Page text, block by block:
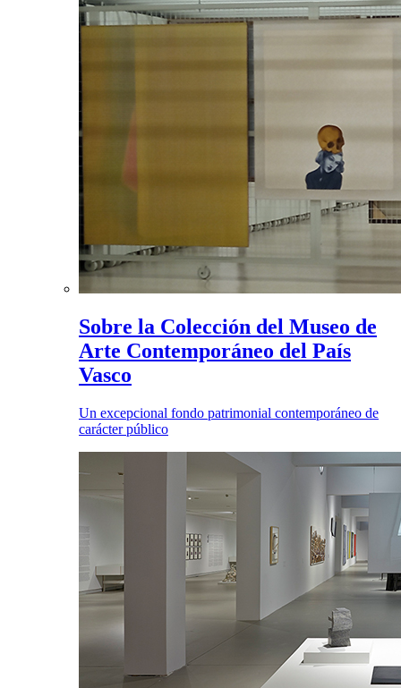
Sobre la Colección del Museo de
Arte Contemporáneo del País
Vasco
Un excepcional fondo patrimonial contemporáneo de
carácter público